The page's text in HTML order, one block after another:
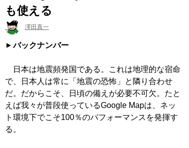
も使える
澤田真一
バックナンバー
日本は地震頻発国である。これは地理的な宿命
で、日本人は常に「地震の恐怖」と隣り合わせ
だ。だからこそ、日頃の備えが必要不可欠。たと
えば我々が普段使っているGoogle Mapは、ネッ
ト環境下でこそ100％のパフォーマンスを発揮す
る。